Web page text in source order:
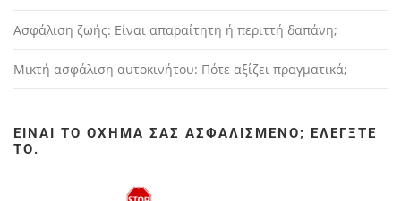
Ασφάλιση ζωής: Είναι απαραίτητη ή περιττή δαπάνη;
Μικτή ασφάλιση αυτοκινήτου: Πότε αξίζει πραγματικά;
ΕΊΝΑΙ ΤΟ ΌΧΗΜΆ ΣΑΣ ΑΣΦΑΛΙΣΜΈΝΟ; ΕΛΈΓΞΤΕ
ΤΟ.